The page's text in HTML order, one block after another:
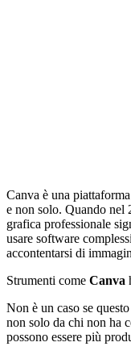
Canva è una
e non solo. Quando nel
grafica professionale
usare software
accontentarsi di
Strumenti come Canva
Non è un caso se
non solo da chi non ha
possono essere più